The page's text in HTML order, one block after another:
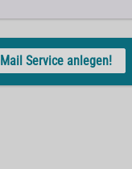
Service anlegen!